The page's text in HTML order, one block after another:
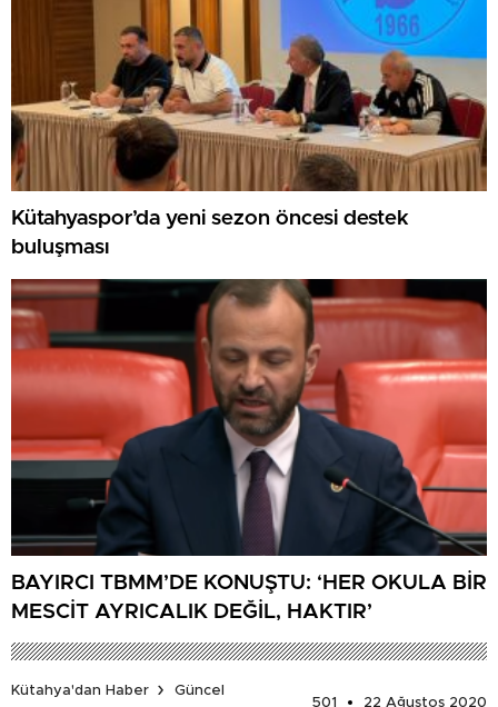
Kütahyaspor’da yeni sezon öncesi destek
buluşması
BAYIRCI TBMM’DE KONUŞTU: ‘HER OKULA BİR
MESCİT AYRICALIK DEĞİL, HAKTIR’
Kütahya'dan Haber
Güncel
501
22 Ağustos 2020